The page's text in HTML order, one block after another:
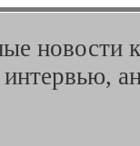
новости